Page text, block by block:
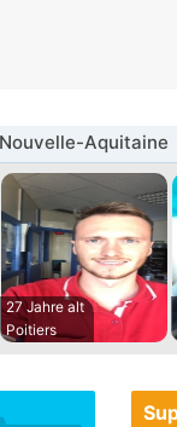
Aquitaine
27 Jahre alt
Poitiers